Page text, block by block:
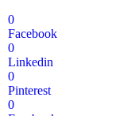
0
Facebook
0
Linkedin
0
Pinterest
0